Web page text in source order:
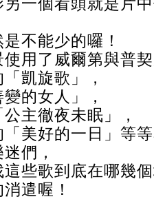
一個看頭就是片
不能少的囉！
使用了威爾第與普
凱旋歌」，
的女人」，
公主徹夜未眠」，
「美好的一日」等
們，
些歌到底在哪幾
遣喔！